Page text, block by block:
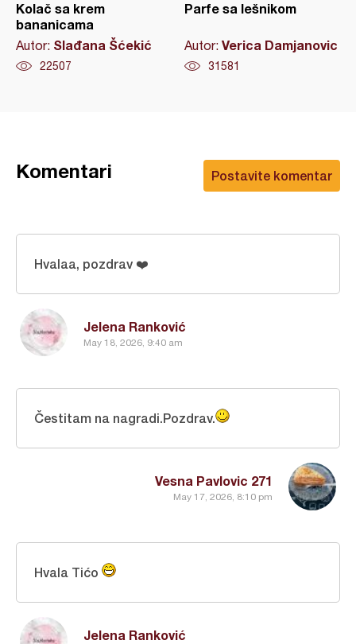
Kolač sa krem
bananicama
Autor: Slađana Šćekić
22507
Parfe sa lešnikom
Autor: Verica Damjanovic
31581
Postavite komentar
Komentari
Jelena Ranković
May 18, 2026, 9:40 am
Hvalaa, pozdrav ❤️
Vesna Pavlovic 271
May 17, 2026, 8:10 pm
Čestitam na nagradi.Pozdrav.
Jelena Ranković
Hvala Tićo